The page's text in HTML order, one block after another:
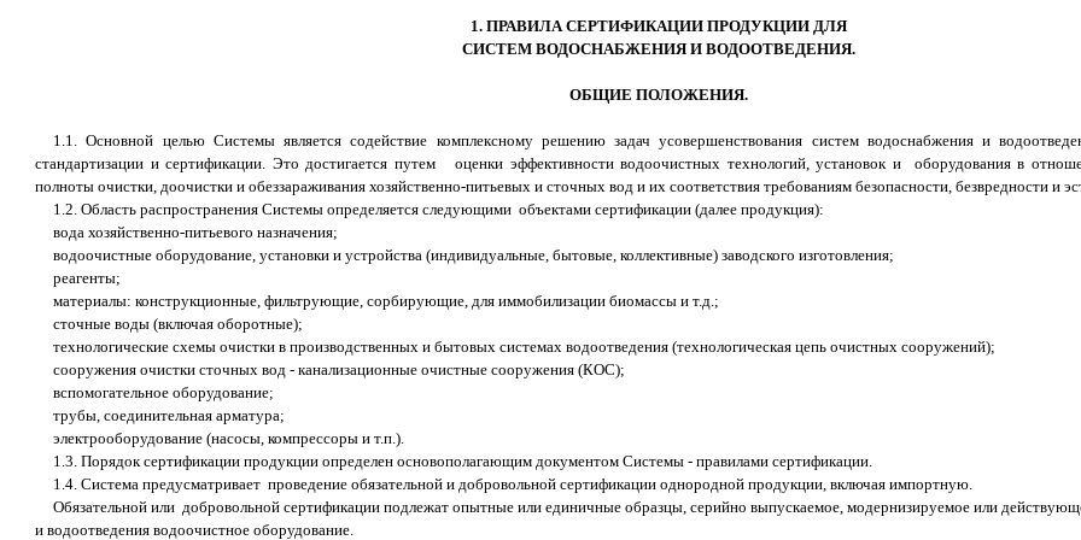
1. ПРАВИЛА СЕРТИФИКАЦИИ ПРОДУКЦИИ ДЛЯ
СИСТЕМ ВОДОСНАБЖЕНИЯ И ВОДООТВЕДЕНИЯ.
ОБЩИЕ ПОЛОЖЕНИЯ.
1.1. Основной целью Системы является содействие комплексному решению задач усовершенствования систем водоснабжения и
стандартизации и сертификации. Это достигается путем оценки эффективности водоочистных технологий, установок и оборудования в
полноты очистки, доочистки и обеззараживания хозяйственно-питьевых и сточных вод и их соответствия требованиям безопасности, безвредности и
1.2. Область распространения Системы определяется следующими объектами сертификации (далее продукция):
вода хозяйственно-питьевого назначения;
водоочистные оборудование, установки и устройства (индивидуальные, бытовые, коллективные) заводского изготовления;
реагенты;
материалы: конструкционные, фильтрующие, сорбирующие, для иммобилизации биомассы и т.д.;
сточные воды (включая оборотные);
технологические схемы очистки в производственных и бытовых системах водоотведения (технологическая цепь очистных сооружений);
сооружения очистки сточных вод - канализационные очистные сооружения (КОС);
вспомогательное оборудование;
трубы, соединительная арматура;
электрооборудование (насосы, компрессоры и т.п.).
1.3. Порядок сертификации продукции определен основополагающим документом Системы - правилами сертификации.
1.4. Система предусматривает проведение обязательной и добровольной сертификации однородной продукции, включая импортную.
Обязательной или добровольной сертификации подлежат опытные или единичные образцы, серийно выпускаемое, модернизируемое или
и водоотведения водоочистное оборудование.